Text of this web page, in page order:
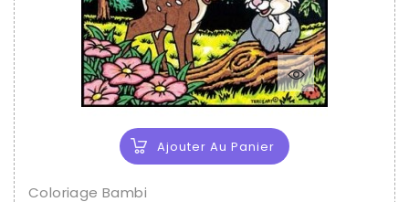
Ajouter Au Panier
Coloriage Bambi